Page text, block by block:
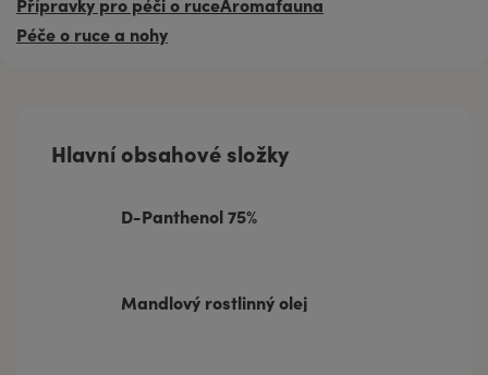
Péče o ruce a nohy
Hlavní obsahové složky
D-Panthenol 75%
Mandlový rostlinný olej